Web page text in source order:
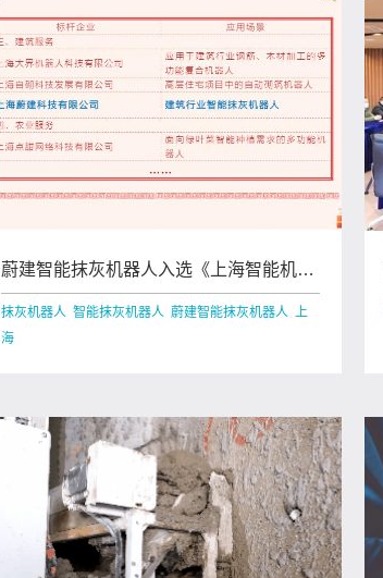
蔚建智能抹灰机器人入选《上海智能机器
人标杆企业与应用场景推荐目录》
抹灰机器人 智能抹灰机器人 蔚建智能抹灰机器人 上
海